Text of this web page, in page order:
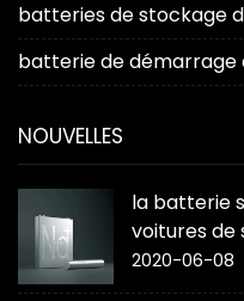
batteries de stockage
batterie de démarrage
NOUVELLES
la batterie
voitures de
2020-06-08